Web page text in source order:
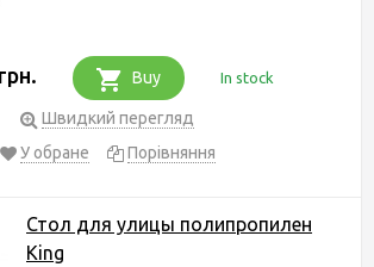
Buy In stock
Швидкий перегляд
У обране
Порівняння
Стол для улицы полипропилен
King